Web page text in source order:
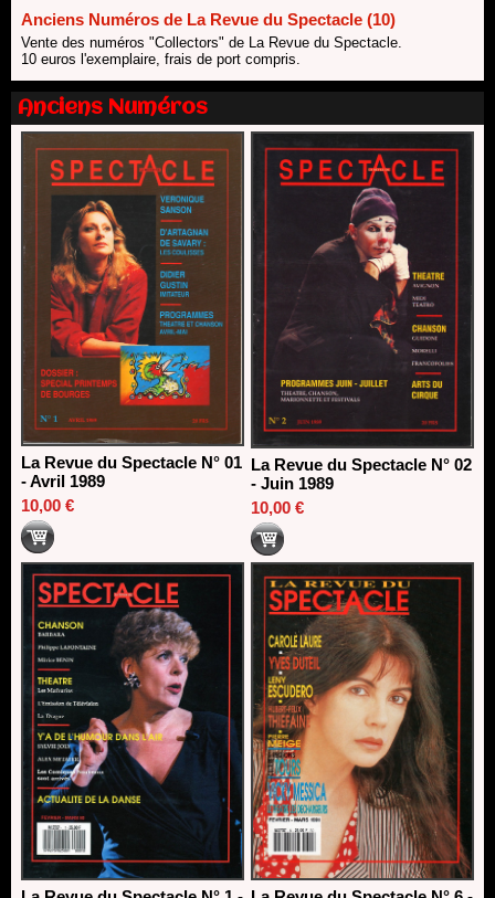
Nomination de Nathalie Garraud et Olivier Saccomano à la
direction du Théâtre de Gennevilliers - CDN
Dispositif SACD Auteurs d'espaces : les lauréats 2026
18/03/2026
Anciens Numéros de La Revue du Spectacle (10)
Vente des numéros "Collectors" de La Revue du Spectacle.
10 euros l'exemplaire, frais de port compris.
Anciens Numéros
La Revue du Spectacle N° 01
- Avril 1989
10,00 €
La Revue du Spectacle N° 02
- Juin 1989
10,00 €